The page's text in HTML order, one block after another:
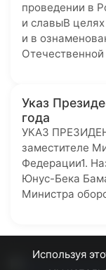
проведении в
и славыВ
и в
Указ
года
УКАЗ
заместителе
Федерации1.
Юнус-Бека
Министра
Используя